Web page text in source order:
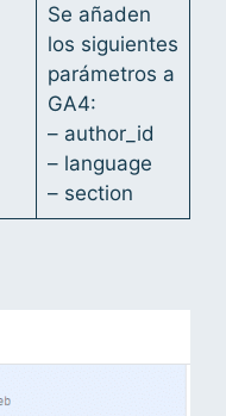
Se añaden
los siguientes
parámetros a
GA4:
– author_id
– language
– section